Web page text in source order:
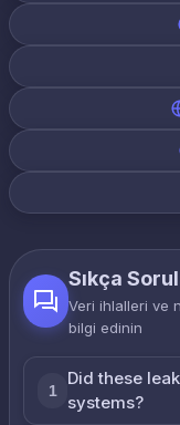
Sıkça
Veri ihlalleri ve
bilgi edinin
1
Did these
systems?